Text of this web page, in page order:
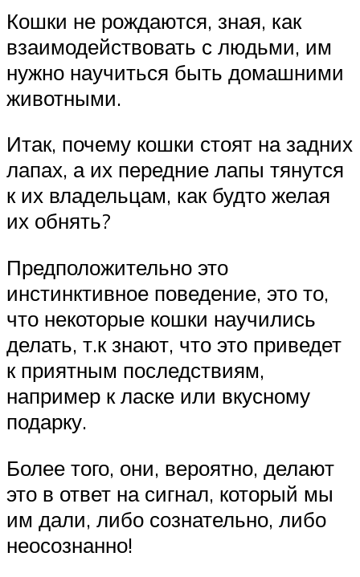
Кошки не рождаются, зная, как
взаимодействовать с людьми, им
нужно научиться быть домашними
животными.
Итак, почему кошки стоят на задних
лапах, а их передние лапы тянутся
к их владельцам, как будто желая
их обнять?
Предположительно это
инстинктивное поведение, это то,
что некоторые кошки научились
делать, т.к знают, что это приведет
к приятным последствиям,
например к ласке или вкусному
подарку.
Более того, они, вероятно, делают
это в ответ на сигнал, который мы
им дали, либо сознательно, либо
неосознанно!